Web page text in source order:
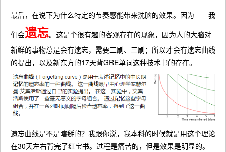
最后，在说下为什么特定的节奏感能带来洗脑的效果。因为——我
们会遗忘。这是个很有趣的客观存在的现象，因为人的大脑对
新鲜的事物总是会有遗忘，需要二刷、三刷；所以才会有遗忘曲线
的提出，以及新东方的17天背GRE单词这种技术书的存在。
遗忘曲线是不是瞎掰的？我跟你说，我本科的时候就是用这个理论
在30天左右背完了红宝书。过程是痛苦的，但是效果是明显的。